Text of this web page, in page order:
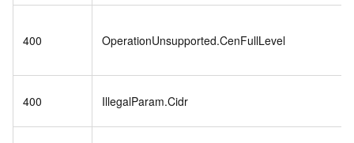
400 OperationUnsupported.CenFullLevel
400 IllegalParam.Cidr